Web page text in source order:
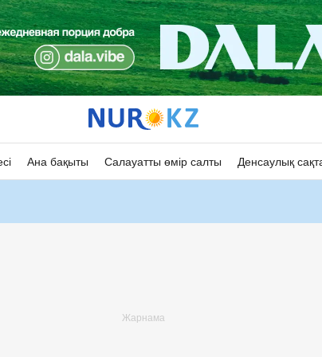
Ана бақыты Салауатты өмір салты Денсаулық